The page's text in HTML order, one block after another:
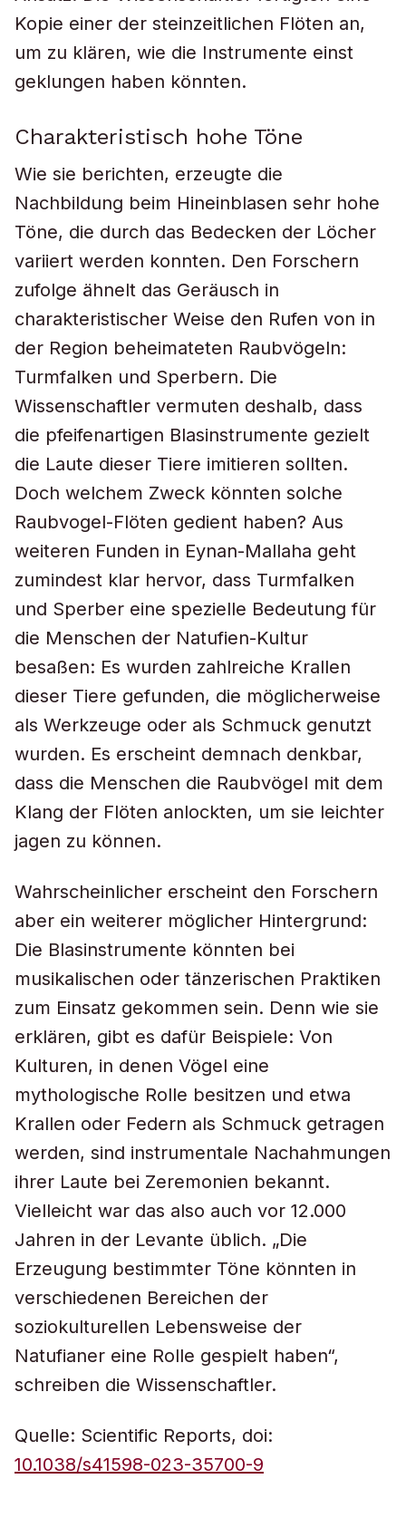
Kopie einer der steinzeitlichen Flöten an,
um zu klären, wie die Instrumente einst
geklungen haben könnten.
Charakteristisch hohe Töne
Wie sie berichten, erzeugte die
Nachbildung beim Hineinblasen sehr hohe
Töne, die durch das Bedecken der Löcher
variiert werden konnten. Den Forschern
zufolge ähnelt das Geräusch in
charakteristischer Weise den Rufen von in
der Region beheimateten Raubvögeln:
Turmfalken und Sperbern. Die
Wissenschaftler vermuten deshalb, dass
die pfeifenartigen Blasinstrumente gezielt
die Laute dieser Tiere imitieren sollten.
Doch welchem Zweck könnten solche
Raubvogel-Flöten gedient haben? Aus
weiteren Funden in Eynan-Mallaha geht
zumindest klar hervor, dass Turmfalken
und Sperber eine spezielle Bedeutung für
die Menschen der Natufien-Kultur
besaßen: Es wurden zahlreiche Krallen
dieser Tiere gefunden, die möglicherweise
als Werkzeuge oder als Schmuck genutzt
wurden. Es erscheint demnach denkbar,
dass die Menschen die Raubvögel mit dem
Klang der Flöten anlockten, um sie leichter
jagen zu können.
Wahrscheinlicher erscheint den Forschern
aber ein weiterer möglicher Hintergrund:
Die Blasinstrumente könnten bei
musikalischen oder tänzerischen Praktiken
zum Einsatz gekommen sein. Denn wie sie
erklären, gibt es dafür Beispiele: Von
Kulturen, in denen Vögel eine
mythologische Rolle besitzen und etwa
Krallen oder Federn als Schmuck getragen
werden, sind instrumentale Nachahmungen
ihrer Laute bei Zeremonien bekannt.
Vielleicht war das also auch vor 12.000
Jahren in der Levante üblich. „Die
Erzeugung bestimmter Töne könnten in
verschiedenen Bereichen der
soziokulturellen Lebensweise der
Natufianer eine Rolle gespielt haben“,
schreiben die Wissenschaftler.
Quelle: Scientific Reports, doi:
10.1038/s41598-023-35700-9